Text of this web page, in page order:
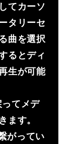
てカーソ
タリーセ
曲を選択
るとディ
生が可能
ってメデ
ます。
がってい